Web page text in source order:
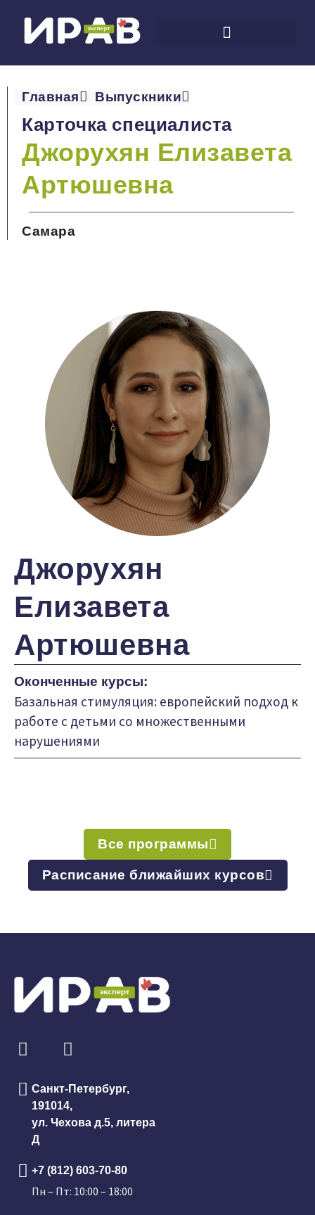
Главная Выпускники
Карточка специалиста
Джорухян Елизавета
Артюшевна
Самара
Джорухян
Елизавета
Артюшевна
Оконченные курсы:
Базальная стимуляция: европейский подход к
работе с детьми со множественными
нарушениями
Все программы
Расписание ближайших курсов
Санкт-Петербург,
191014,
ул. Чехова д.5, литера
Д
+7 (812) 603-70-80
Пн – Пт: 10:00 – 18:00